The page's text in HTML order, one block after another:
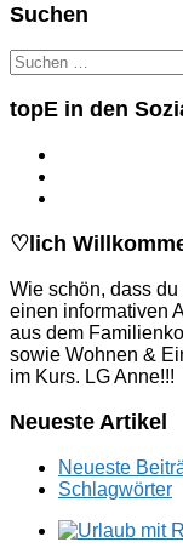
Suchen
Suchen
nach:
topE in den
♡lich
Wie schön, dass
einen informativen
aus dem
sowie Wohnen &
im Kurs. LG Anne!!!
Neueste Artikel
Neueste
Schlagwörter